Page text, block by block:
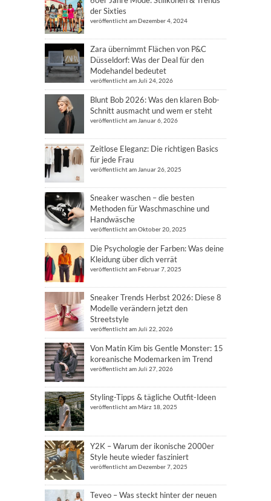
der Sixties
veröffentlicht am Dezember 4, 2024
Zara übernimmt Flächen von P&C
Düsseldorf: Was der Deal für den
Modehandel bedeutet
veröffentlicht am Juli 24, 2026
Blunt Bob 2026: Was den klaren Bob-
Schnitt ausmacht und wem er steht
veröffentlicht am Januar 6, 2026
Zeitlose Eleganz: Die richtigen Basics
für jede Frau
veröffentlicht am Januar 26, 2025
Sneaker waschen – die besten
Methoden für Waschmaschine und
Handwäsche
veröffentlicht am Oktober 20, 2025
Die Psychologie der Farben: Was deine
Kleidung über dich verrät
veröffentlicht am Februar 7, 2025
Sneaker Trends Herbst 2026: Diese 8
Modelle verändern jetzt den
Streetstyle
veröffentlicht am Juli 22, 2026
Von Matin Kim bis Gentle Monster: 15
koreanische Modemarken im Trend
veröffentlicht am Juli 27, 2026
Styling-Tipps & tägliche Outfit-Ideen
veröffentlicht am März 18, 2025
Y2K – Warum der ikonische 2000er
Style heute wieder fasziniert
veröffentlicht am Dezember 7, 2025
Teveo – Was steckt hinter der neuen